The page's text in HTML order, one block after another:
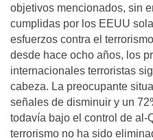
objetivos mencionados, sin
cumplidas por los EEUU
esfuerzos contra el
desde hace ocho años, los
internacionales terroristas
cabeza. La preocupante
señales de disminuir y un
todavía bajo el control de al-
terrorismo no ha sido